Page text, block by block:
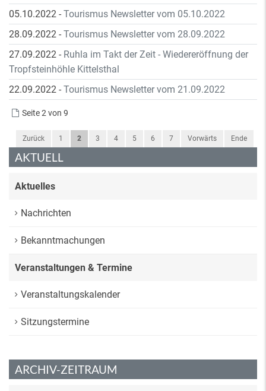
05.10.2022 - Tourismus Newsletter vom 05.10.2022
28.09.2022 - Tourismus Newsletter vom 28.09.2022
27.09.2022 - Ruhla im Takt der Zeit - Wiedereröffnung der
Tropfsteinhöhle Kittelsthal
22.09.2022 - Tourismus Newsletter vom 21.09.2022
Seite 2 von 9
Zurück 1 2 3 4 5 6 7 Vorwärts Ende
AKTUELL
Aktuelles
Nachrichten
Bekanntmachungen
Veranstaltungen & Termine
Veranstaltungskalender
Sitzungstermine
ARCHIV-ZEITRAUM